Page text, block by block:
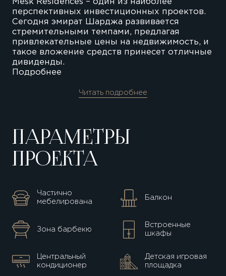
Mesk Residences – один из наиболее
перспективных инвестиционных проектов.
Сегодня эмират Шарджа развивается
стремительными темпами, предлагая
привлекательные цены на недвижимость, и
такое вложение средств принесет отличные
дивиденды.
Подробнее
Читать подробнее
ПАРАМЕТРЫ
ПРОЕКТА
Частично
мебелирована
Балкон
Зона барбекю
Встроенные
шкафы
Центральный
кондиционер
Детская игровая
площадка